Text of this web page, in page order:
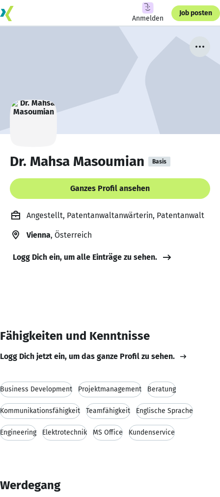
Anmelden
Job posten
Dr. Mahsa Masoumian Basis
Ganzes Profil ansehen
Angestellt, Patentanwaltanwärterin, Patentanwalt
Vienna, Österreich
Logg Dich ein, um alle Einträge zu sehen.
Fähigkeiten und Kenntnisse
Logg Dich jetzt ein, um das ganze Profil zu sehen.
Business Development Projektmanagement Beratung
Kommunikationsfähigkeit Teamfähigkeit Englische Sprache
Engineering Elektrotechnik MS Office Kundenservice
Werdegang